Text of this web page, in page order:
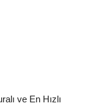
ve En Hızlı